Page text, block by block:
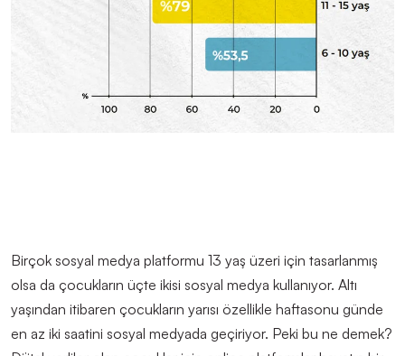
Birçok sosyal medya platformu 13 yaş üzeri için tasarlanmış
olsa da çocukların üçte ikisi sosyal medya kullanıyor. Altı
yaşından itibaren çocukların yarısı özellikle haftasonu günde
en az iki saatini sosyal medyada geçiriyor. Peki bu ne demek?